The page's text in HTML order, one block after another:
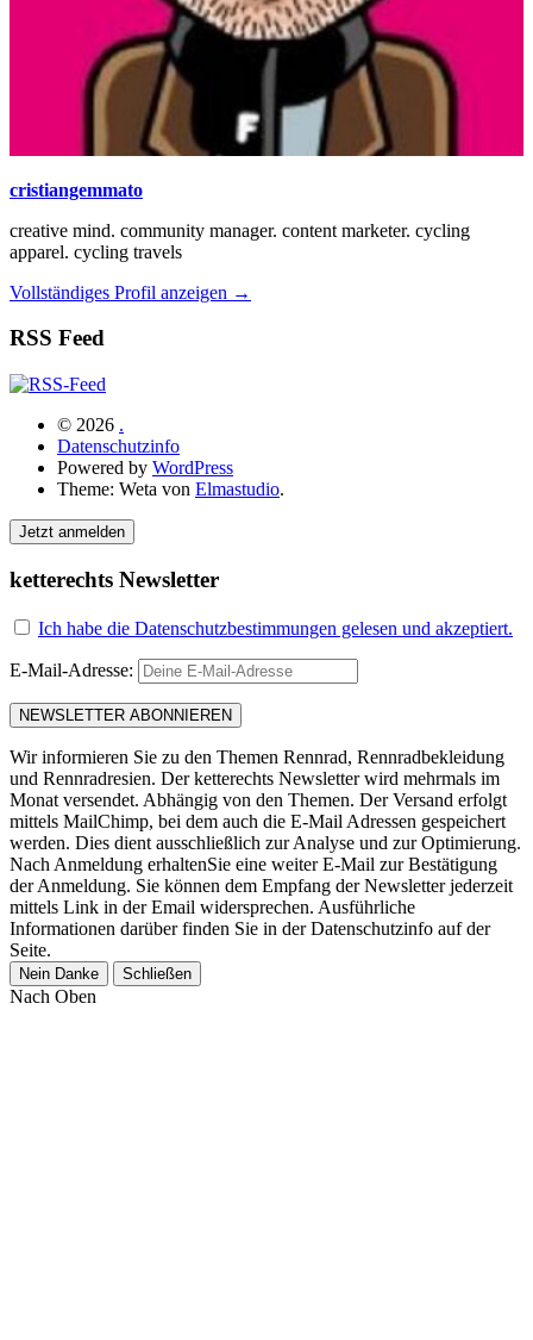
cristiangemmato
creative mind. community manager. content marketer. cycling
apparel. cycling travels
Vollständiges Profil anzeigen →
RSS Feed
© 2026 .
Datenschutzinfo
Powered by WordPress
Theme: Weta von Elmastudio.
Jetzt anmelden
ketterechts Newsletter
Ich habe die Datenschutzbestimmungen gelesen und akzeptiert.
E-Mail-Adresse:
Wir informieren Sie zu den Themen Rennrad, Rennradbekleidung
und Rennradresien. Der ketterechts Newsletter wird mehrmals im
Monat versendet. Abhängig von den Themen. Der Versand erfolgt
mittels MailChimp, bei dem auch die E-Mail Adressen gespeichert
werden. Dies dient ausschließlich zur Analyse und zur Optimierung.
Nach Anmeldung erhaltenSie eine weiter E-Mail zur Bestätigung
der Anmeldung. Sie können dem Empfang der Newsletter jederzeit
mittels Link in der Email widersprechen. Ausführliche
Informationen darüber finden Sie in der Datenschutzinfo auf der
Seite.
Nein Danke Schließen
Nach Oben